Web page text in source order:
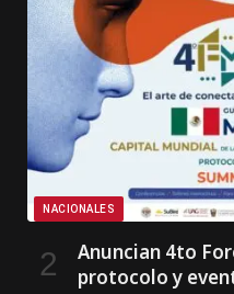
NACIONALES
Anuncian 4to
protocolo y